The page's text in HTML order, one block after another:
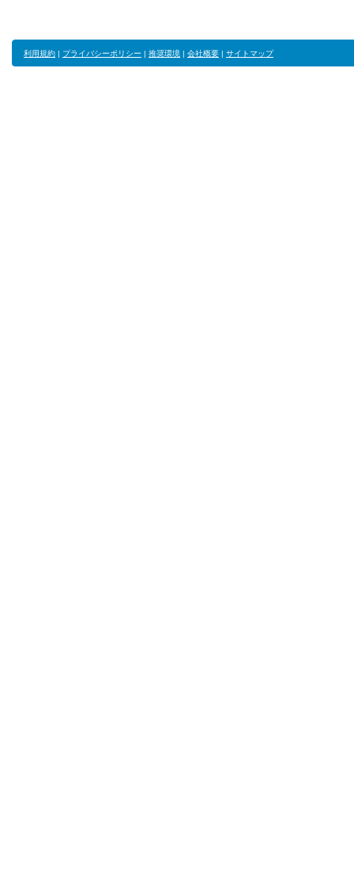
利用規約 | プライバシーポリシー | 推奨環境 | 会社概要 | サイトマップ